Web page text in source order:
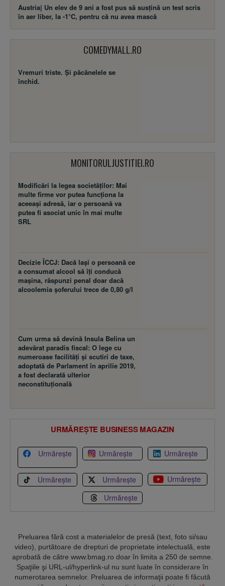
Austria| Un elev de 9 ani a fost pus să susţină un test scris
în aer liber, la -1°C, pentru că nu avea mască
COMEDYMALL.RO
Vremuri triste. Şi păcănelele se
închid.
MONITORULJUSTITIEI.RO
Modificări la legea societăţilor: Mai
multe firme vor putea funcţiona la
aceeaşi adresă, iar o persoană va
putea fi asociat unic în mai multe
SRL
Decizie ÎCCJ: Dacă laşi o persoană ce
a consumat alcool să îţi conducă
maşina, răspunzi penal doar dacă
alcoolemia şoferului trece de 0,80 g/l
Cum urma să devină Insula Belina un
adevărat paradis fiscal: O lege cu
numeroase facilităţi şi scutiri de taxe,
adoptată de Parlament în aprilie 2019,
a fost declarată ulterior
neconstituţională
URMĂREȘTE BUSINESS MAGAZIN
Urmărește Urmărește Urmărește
Urmărește Urmărește
Urmărește
Urmărește
Preluarea fără cost a materialelor de presă (text, foto si/sau
video), purtătoare de drepturi de proprietate intelectuală, este
aprobată de către www.bmag.ro doar în limita a 250 de semne.
Spaţiile şi URL-ul/hyperlink-ul nu sunt luate în considerare în
numerotarea semnelor. Preluarea de informaţii poate fi făcută